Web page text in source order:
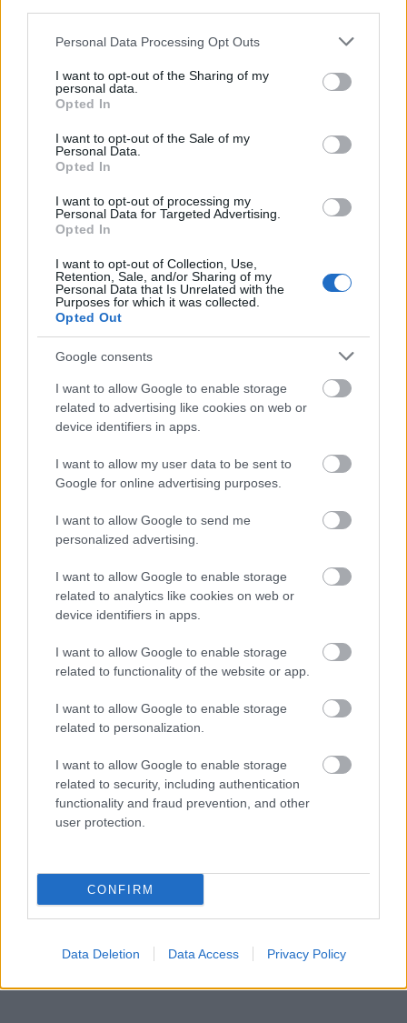
Please note that this website/app uses one or more Google
not limited to your visit or usage behaviour. You may click to
grant or deny consent to Google and its third-party tags to
use your data for below specified purposes in below Google
consent section.
Personal Data Processing Opt Outs
I want to opt-out of the Sharing of my
personal data.
Opted In
I want to opt-out of the Sale of my
Personal Data.
Opted In
I want to opt-out of processing my
Personal Data for Targeted Advertising.
Opted In
I want to opt-out of Collection, Use,
Retention, Sale, and/or Sharing of my
Personal Data that Is Unrelated with the
Purposes for which it was collected.
Opted Out
Google consents
I want to allow Google to enable storage
related to advertising like cookies on web or
device identifiers in apps.
I want to allow my user data to be sent to
Google for online advertising purposes.
I want to allow Google to send me
personalized advertising.
I want to allow Google to enable storage
related to analytics like cookies on web or
device identifiers in apps.
I want to allow Google to enable storage
related to functionality of the website or app.
I want to allow Google to enable storage
related to personalization.
I want to allow Google to enable storage
related to security, including authentication
functionality and fraud prevention, and other
user protection.
CONFIRM
Data Deletion Data Access Privacy Policy
Látványos építési szakasz indult be a
AJÁNLJUK MÉG
Országos hírek
Megérkezett az eső a Duna vízgyűjtőjére
Országos hírek
Gál Ferenc Egyetem
Országos hírek
A lakosságra is fontos szerep hárul a szúnyoginvázió